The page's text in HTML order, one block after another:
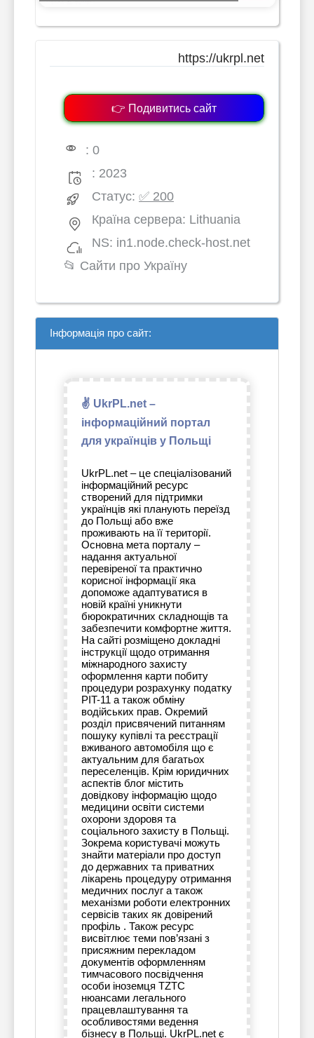
https://ukrpl.net
👉 Подивитись сайт
: 0
: 2023
Статус: ✅ 200
Країна сервера: Lithuania
NS: in1.node.check-host.net
📂 Сайти про Україну
Інформація про сайт:
✌ UkrPL.net –
інформаційний портал
для українців у Польщі
UkrPL.net – це спеціалізований
інформаційний ресурс
створений для підтримки
українців які планують переїзд
до Польщі або вже
проживають на її території.
Основна мета порталу –
надання актуальної
перевіреної та практично
корисної інформації яка
допоможе адаптуватися в
новій країні уникнути
бюрократичних складнощів та
забезпечити комфортне життя.
На сайті розміщено докладні
інструкції щодо отримання
міжнародного захисту
оформлення карти побиту
процедури розрахунку податку
PIT-11 а також обміну
водійських прав. Окремий
розділ присвячений питанням
пошуку купівлі та реєстрації
вживаного автомобіля що є
актуальним для багатьох
переселенців. Крім юридичних
аспектів блог містить
довідкову інформацію щодо
медицини освіти системи
охорони здоровя та
соціального захисту в Польщі.
Зокрема користувачі можуть
знайти матеріали про доступ
до державних та приватних
лікарень процедуру отримання
медичних послуг а також
механізми роботи електронних
сервісів таких як довірений
профіль . Також ресурс
висвітлює теми пов’язані з
присяжним перекладом
документів оформленням
тимчасового посвідчення
особи іноземця TZTC
нюансами легального
працевлаштування та
особливостями ведення
бізнесу в Польщі. UkrPL.net є